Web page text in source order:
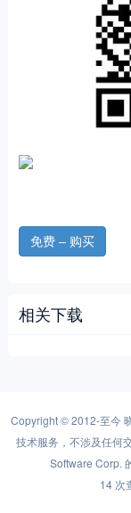
免费 – 购买
相关下载
Copyright © 2012-至今
技术服务，不涉及任何
Software Corp.
14 次